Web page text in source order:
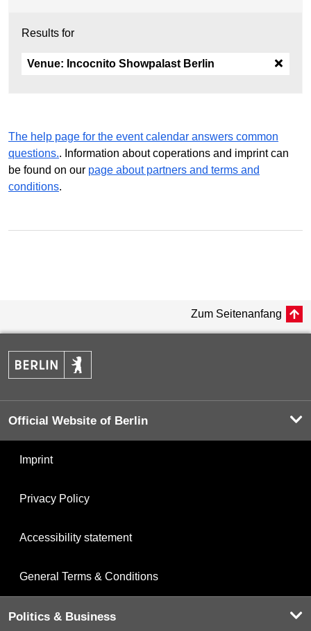
Results for
Venue: Incocnito Showpalast Berlin
The help page for the event calendar answers common
questions.. Information about coperations and imprint can
be found on our page about partners and terms and
conditions.
Zum Seitenanfang
Official Website of Berlin
Imprint
Privacy Policy
Accessibility statement
General Terms & Conditions
Politics & Business